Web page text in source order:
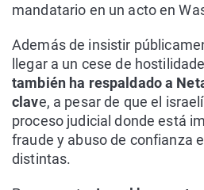
mandatario en un acto en
Además de insistir
llegar a un cese de
también ha respaldado a
clave, a pesar de que el
proceso judicial donde está
fraude y abuso de confianza
distintas.